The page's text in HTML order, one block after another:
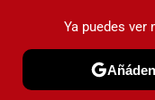
PRUEBAS COCHES
Ya puedes ver